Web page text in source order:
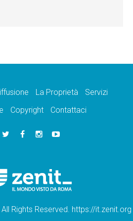
La Proprietà
Servizi
Copyright Contattaci
Rights Reserved. https://it.zenit.org